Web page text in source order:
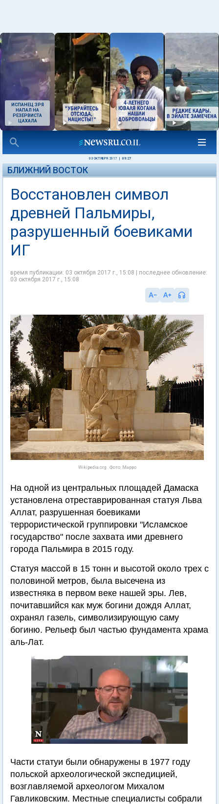
ИСПАНЕЦ ЗРЯ
НАПАЛ НА
РЕЗЕРВИСТА
ЦАХАЛА
03 ОКТЯБРЯ 2017 09:27
БЛИЖНИЙ ВОСТОК
Восстановлен символ
древней Пальмиры,
разрушенный боевиками
ИГ
время публикации: 03 октября 2017 г., 15:08 | последнее обновление:
03 октября 2017 г., 15:08
Wikipedia.org . Фото: Mappo
На одной из центральных площадей Дамаска
установлена отреставрированная статуя Льва
Аллат, разрушенная боевиками
террористической группировки "Исламское
государство" после захвата ими древнего
города Пальмира в 2015 году.
Статуя массой в 15 тонн и высотой около трех с
половиной метров, была высечена из
известняка в первом веке нашей эры. Лев,
почитавшийся как муж богини дождя Аллат,
охранял газель, символизирующую саму
богиню. Рельеф был частью фундамента храма
аль-Лат.
Части статуи были обнаружены в 1977 году
польской археологической экспедицией,
возглавляемой археологом Михалом
Гавликовским. Местные специалисты собрали